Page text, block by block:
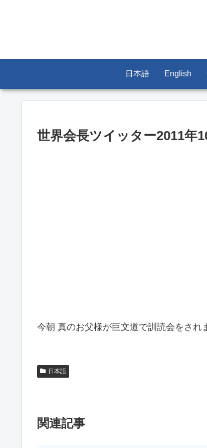
日本語 English
世界会長ツイッター2011年
今朝 真のお父様が巨文道で訓読会をさ
日本語
関連記事